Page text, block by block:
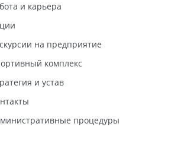
и карьера
на предприятие
комплекс
и устав
процедуры